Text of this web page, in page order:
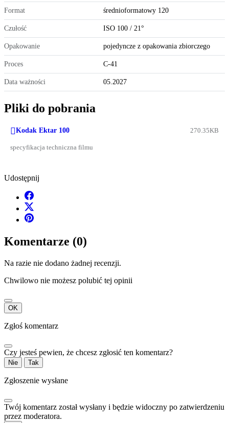
Format średnioformatowy 120
Czułość ISO 100 / 21°
Opakowanie pojedyncze z opakowania zbiorczego
Proces C-41
Data ważności 05.2027
Pliki do pobrania
Kodak Ektar 100 270.35KB
specyfikacja techniczna filmu
Udostępnij
Komentarze (0)
Na razie nie dodano żadnej recenzji.
Chwilowo nie możesz polubić tej opinii
OK
Zgłoś komentarz
Czy jesteś pewien, że chcesz zgłosić ten komentarz?
Nie Tak
Zgłoszenie wysłane
Twój komentarz został wysłany i będzie widoczny po zatwierdzeniu
przez moderatora.